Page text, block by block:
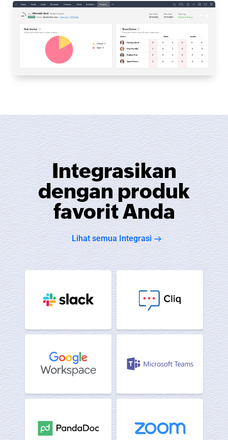
Integrasikan
dengan produk
favorit Anda
Lihat semua Integrasi